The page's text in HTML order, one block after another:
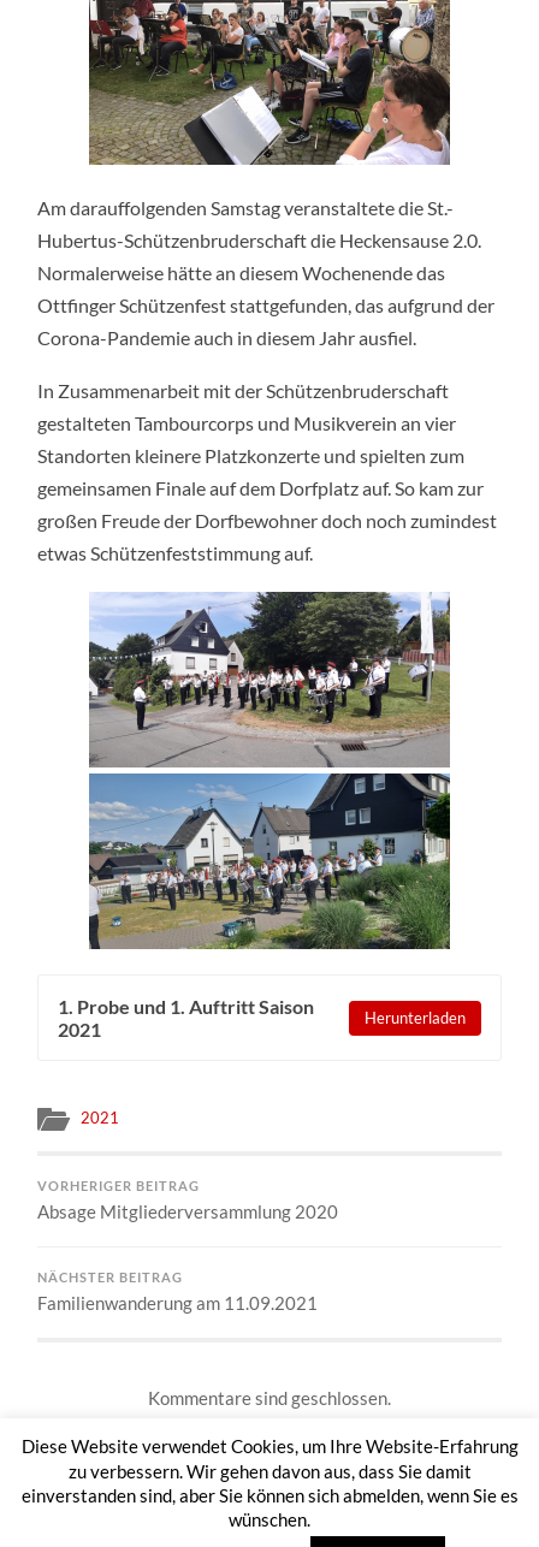
Am darauffolgenden Samstag veranstaltete die St.-
Hubertus-Schützenbruderschaft die Heckensause 2.0.
Normalerweise hätte an diesem Wochenende das
Ottfinger Schützenfest stattgefunden, das aufgrund der
Corona-Pandemie auch in diesem Jahr ausfiel.
In Zusammenarbeit mit der Schützenbruderschaft
gestalteten Tambourcorps und Musikverein an vier
Standorten kleinere Platzkonzerte und spielten zum
gemeinsamen Finale auf dem Dorfplatz auf. So kam zur
großen Freude der Dorfbewohner doch noch zumindest
etwas Schützenfeststimmung auf.
1. Probe und 1. Auftritt Saison
2021
Herunterladen
2021
VORHERIGER BEITRAG
Absage Mitgliederversammlung 2020
NÄCHSTER BEITRAG
Familienwanderung am 11.09.2021
Kommentare sind geschlossen.
TAMBOURCORPS OTTFINGEN 1953 E.V.
Diese Website verwendet Cookies, um Ihre Website-Erfahrung
zu verbessern. Wir gehen davon aus, dass Sie damit
einverstanden sind, aber Sie können sich abmelden, wenn Sie es
wünschen.